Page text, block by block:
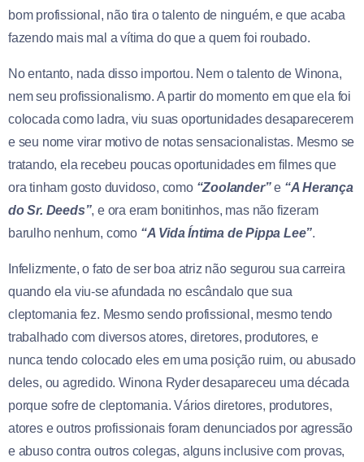
bom profissional, não tira o talento de ninguém, e que acaba
fazendo mais mal a vítima do que a quem foi roubado.
No entanto, nada disso importou. Nem o talento de Winona,
nem seu profissionalismo. A partir do momento em que ela foi
colocada como ladra, viu suas oportunidades desaparecerem
e seu nome virar motivo de notas sensacionalistas. Mesmo se
tratando, ela recebeu poucas oportunidades em filmes que
ora tinham gosto duvidoso, como “Zoolander”e “A Herança
do Sr. Deeds”, e ora eram bonitinhos, mas não fizeram
barulho nenhum, como “A Vida Íntima de Pippa Lee”.
Infelizmente, o fato de ser boa atriz não segurou sua carreira
quando ela viu-se afundada no escândalo que sua
cleptomania fez. Mesmo sendo profissional, mesmo tendo
trabalhado com diversos atores, diretores, produtores, e
nunca tendo colocado eles em uma posição ruim, ou abusado
deles, ou agredido. Winona Ryder desapareceu uma década
porque sofre de cleptomania. Vários diretores, produtores,
atores e outros profissionais foram denunciados por agressão
e abuso contra outros colegas, alguns inclusive com provas,